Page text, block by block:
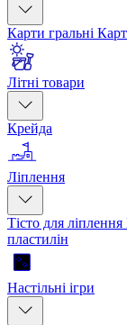
Карти гральні
Літні товари
Крейда
Ліплення
Тісто для ліплення
пластилін
Настільні ігри